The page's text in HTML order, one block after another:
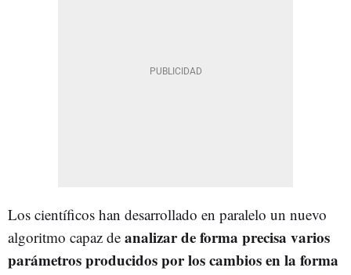
Los científicos han desarrollado en paralelo un nuevo
algoritmo capaz de analizar de forma precisa varios
parámetros producidos por los cambios en la forma